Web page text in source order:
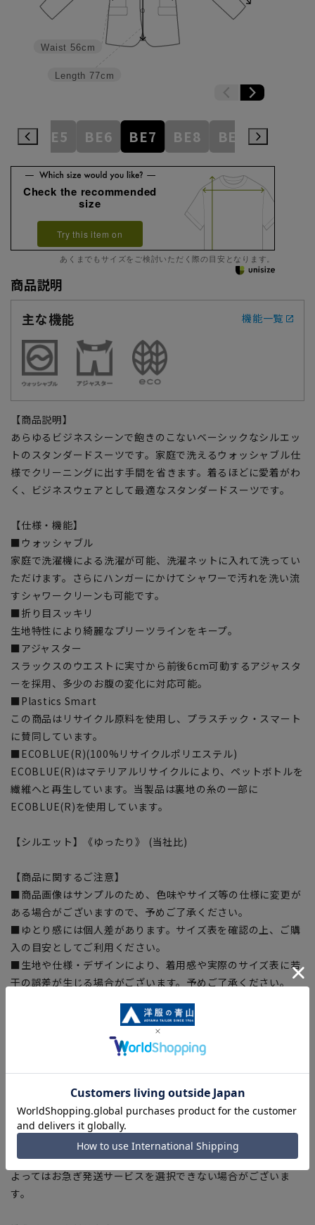
Length 77cm
Waist 56cm
BE5 BE6 BE7 BE8 BE9 BE10
Check the recommended
size
Try this item on
あくまでもサイズをご検討いただく際の目安となります。
商品説明
主な機能
機能一覧
【商品説明】
あらゆるビジネスシーンで飽きのこないベーシックなシルエッ
トのスタンダードスーツです。家庭で洗えるウォッシャブル仕
様でクリーニングに出す手間を省きます。着るほどに愛着がわ
く、ビジネスウェアとして最適なスタンダードスーツです。
【仕様・機能】
■ウォッシャブル
家庭で洗濯機による洗濯が可能、洗濯ネットに入れて洗ってい
ただけます。さらにハンガーにかけてシャワーで汚れを洗い流
すシャワークリーンも可能です。
■折り目スッキリ
生地特性により綺麗なプリーツラインをキープ。
■アジャスター
スラックスのウエストに実寸から前後6cm可動するアジャスタ
ーを採用、多少のお腹の変化に対応可能。
■Plastics Smart
この商品はリサイクル原料を使用し、プラスチック・スマート
に賛同しています。
■ECOBLUE(R)(100%リサイクルポリエステル)
ECOBLUE(R)はマテリアルリサイクルにより、ペットボトルを
繊維へと再生しています。当製品は裏地の糸の一部に
ECOBLUE(R)を使用しています。
【シルエット】《ゆったり》 (当社比)
【商品に関するご注意】
■商品画像はサンプルのため、色味やサイズ等の仕様に変更が
ある場合がございますので、予めご了承ください。
■ゆとり感には個人差があります。サイズ表を確認の上、ご購
入の目安としてご利用ください。
■生地や仕様・デザインにより、着用感や実際のサイズ表に若
干の誤差が生じる場合がございます。予めご了承ください。
部、商品現物におすすめサイズ(ヌードサイズ)を記載している
■ブラウザやお使いのモニター環境、また撮影時の室内外の光
加減により、実際の商品と掲載画像の色味が異なる場合がござ
■店舗や各モールサイトと商品在庫を共有しております関係
上、ご注文いただいたタイミングにより欠品が発生し、ご注文
を完了できない場合がございます。予めご了承ください。
■お急ぎ発送のご注文につきましても、ご注文のタイミングに
よってはお急ぎ発送サービスを選択できない場合がございま
す。